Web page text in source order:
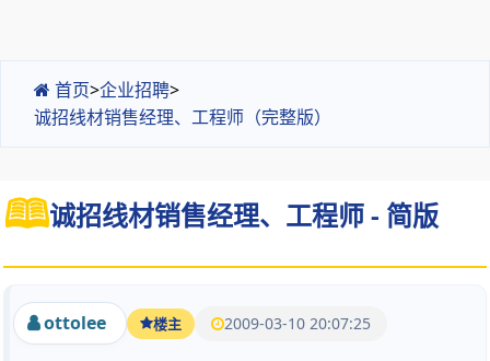
首页>企业招聘>
诚招线材销售经理、工程师（完整版）
诚招线材销售经理、工程师 - 简版
ottolee 楼主 2009-03-10 20:07:25